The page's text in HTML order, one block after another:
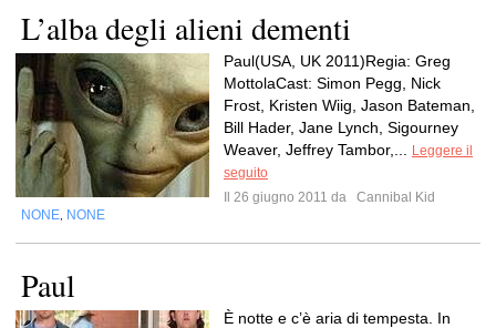
L’alba degli alieni dementi
Paul(USA, UK 2011)Regia: Greg
MottolaCast: Simon Pegg, Nick
Frost, Kristen Wiig, Jason Bateman,
Bill Hader, Jane Lynch, Sigourney
Weaver, Jeffrey Tambor,...
Leggere il
seguito
Il 26 giugno 2011 da
Cannibal Kid
NONE NONE
Paul
È notte e c’è aria di tempesta. In